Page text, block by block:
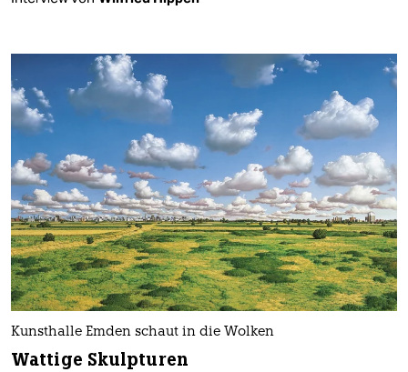
Kunsthalle Emden schaut in die Wolken
Wattige Skulpturen